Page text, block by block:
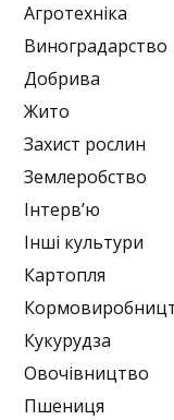
Агротехніка
Виноградарство
Добрива
Жито
Захист рослин
Землеробство
Інтерв’ю
Інші культури
Картопля
Кукурудза
Овочівництво
Пшениця